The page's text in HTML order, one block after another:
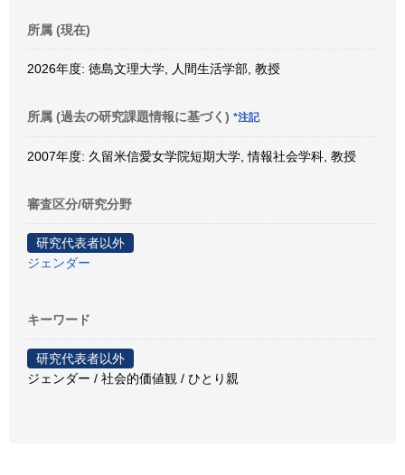
所属 (現在)
2026年度: 徳島文理大学, 人間生活学部, 教授
所属 (過去の研究課題情報に基づく) *注記
2007年度: 久留米信愛女学院短期大学, 情報社会学科, 教授
審査区分/研究分野
研究代表者以外
ジェンダー
キーワード
研究代表者以外
ジェンダー / 社会的価値観 / ひとり親